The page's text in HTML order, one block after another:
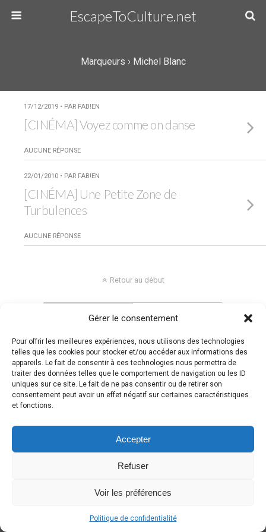
Gérer le consentement
Pour offrir les meilleures expériences, nous utilisons des technologies
telles que les cookies pour stocker et/ou accéder aux informations des
appareils. Le fait de consentir à ces technologies nous permettra de
traiter des données telles que le comportement de navigation ou les ID
uniques sur ce site. Le fait de ne pas consentir ou de retirer son
consentement peut avoir un effet négatif sur certaines caractéristiques
et fonctions.
Accepter
Refuser
Voir les préférences
Politique de confidentialité
EscapeToCulture.net
Marqueurs › Michel Blanc
17/12/2019 • PAR FAB!EN
[CINÉMA] Voyez comme on danse
AUCUNE RÉPONSE
22/01/2010 • PAR FAB!EN
[CINÉMA] Une Petite Zone de
Turbulences
AUCUNE RÉPONSE
Retour au début